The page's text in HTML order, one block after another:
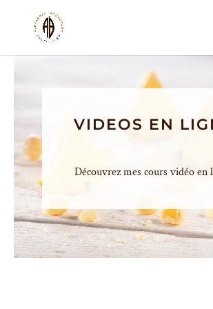
VIDEOS EN
Découvrez mes cours vidéo en